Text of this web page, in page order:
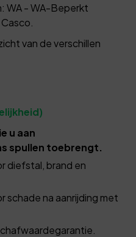
WA - WA-Beperkt
van de verschillen
u aan
spullen toebrengt.
diefstal, brand en
schade na aanrijding met